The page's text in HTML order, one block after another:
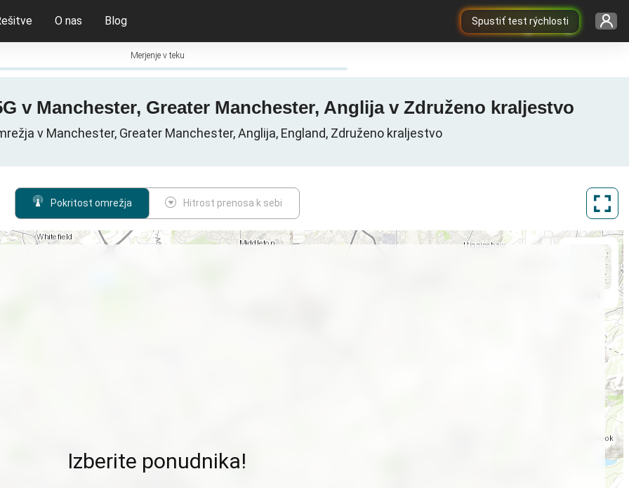
Spustiť test rýchlosti
O nas Blog
Merjenje v teku
v Manchester, Greater Manchester, Anglija v Združeno kraljestvo
v Manchester, Greater Manchester, Anglija, England, Združeno kraljestvo
Pokritost omrežja Hitrost prenosa k sebi
Izberite ponudnika!